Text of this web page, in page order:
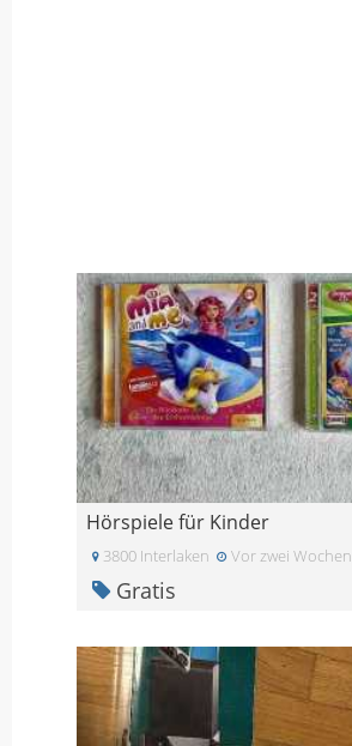
Hörspiele für Kinder
3800 Interlaken Vor zwei Wochen
Gratis